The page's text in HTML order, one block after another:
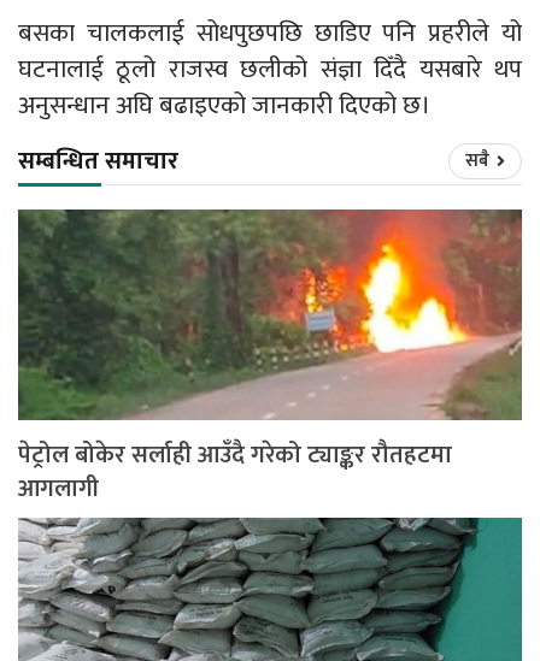
बसका चालकलाई सोधपुछपछि छाडिए पनि प्रहरीले यो
घटनालाई ठूलो राजस्व छलीको संज्ञा दिँदै यसबारे थप
अनुसन्धान अघि बढाइएको जानकारी दिएको छ।
सम्बन्धित समाचार सबै
पेट्रोल बोकेर सर्लाही आउँदै गरेको ट्याङ्कर रौतहटमा
आगलागी